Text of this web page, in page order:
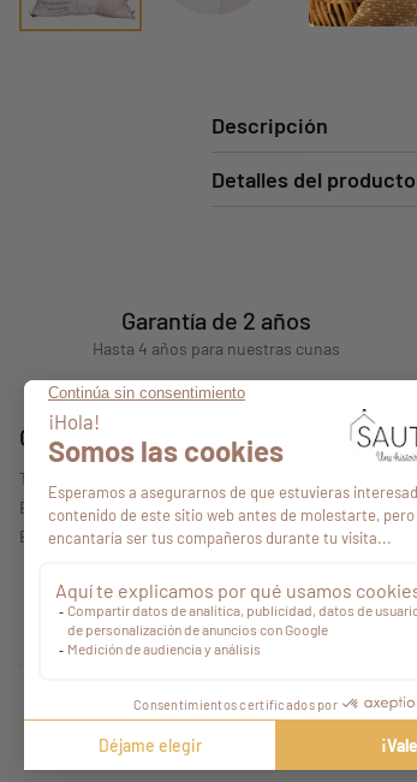
Descripción
Detalles del producto
Garantía de 2 años
Hasta 4 años para nuestras cunas
Consejos
Todos nuestros consejos
Encontrar un punto de venta
Espacio profesional